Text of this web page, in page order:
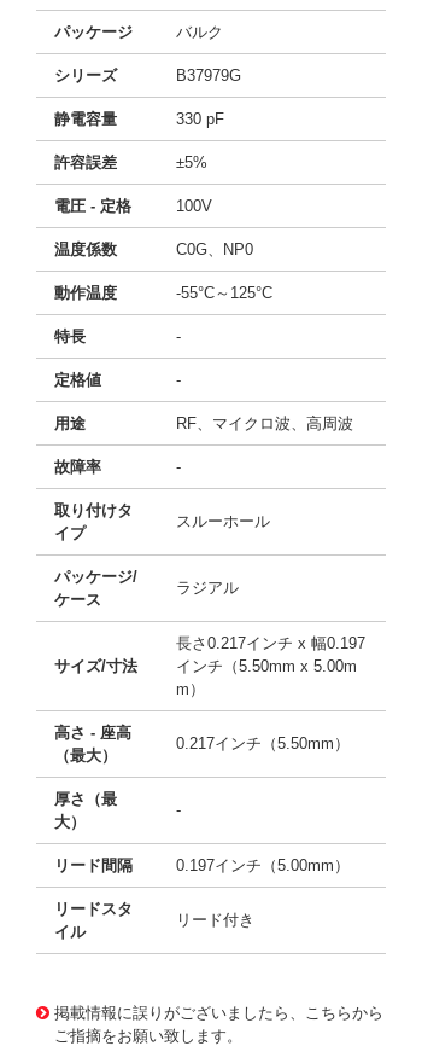
パッケージ バルク
シリーズ B37979G
静電容量 330 pF
許容誤差 ±5%
電圧 - 定格 100V
温度係数 C0G、NP0
動作温度 -55°C～125°C
特長 -
定格値 -
用途 RF、マイクロ波、高周波
故障率 -
取り付けタ
イプ
スルーホール
パッケージ/
ケース
ラジアル
サイズ/寸法
長さ0.217インチ x 幅0.197
インチ（5.50mm x 5.00m
m）
高さ - 座高
（最大）
0.217インチ（5.50mm）
厚さ（最
大）
-
リード間隔 0.197インチ（5.00mm）
リードスタ
イル
リード付き
掲載情報に誤りがございましたら、こちらから
ご指摘をお願い致します。